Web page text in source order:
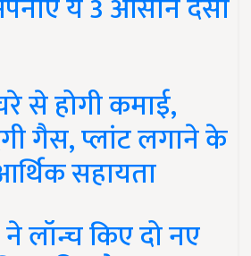
ये 3 आसान देसी
से होगी कमाई,
गैस, प्लांट लगाने के
सहायता
लॉन्च किए दो नए